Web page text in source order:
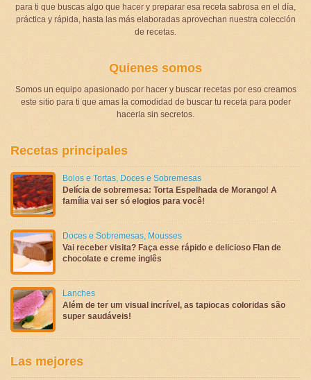
para ti que buscas algo que hacer y preparar esa receta sabrosa en el día,
práctica y rápida, hasta las más elaboradas aprovechan nuestra colección
de recetas.
Quienes somos
Somos un equipo apasionado por hacer y buscar recetas por eso creamos
este sitio para ti que amas la comodidad de buscar tu receta para poder
hacerla sin secretos.
Recetas principales
Bolos e Tortas, Doces e Sobremesas
Delícia de sobremesa: Torta Espelhada de Morango! A
família vai ser só elogios para você!
Doces e Sobremesas, Mousses
Vai receber visita? Faça esse rápido e delicioso Flan de
chocolate e creme inglês
Lanches
Além de ter um visual incrível, as tapiocas coloridas são
super saudáveis!
Las mejores